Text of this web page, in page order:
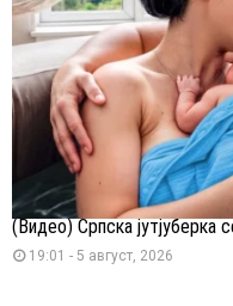
(Видео) Српска јутјуберка
19:01 - 5 август, 2026